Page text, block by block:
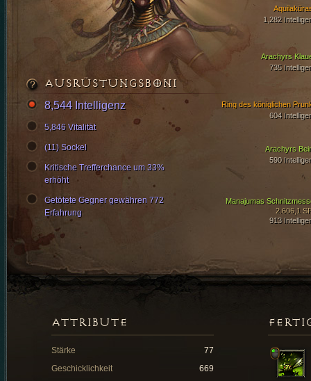
1,282
Arachyrs
735
Arachyrs
590
Manajumas
2.606,1
913
Ring des königlichen
604
AUSRÜSTUNGSBONI
8,544 Intelligenz
5,846 Vitalität
(11) Sockel
Kritische Trefferchance um 33%
erhöht
Getötete Gegner gewähren 772
Erfahrung
ATTRIBUTE
Stärke
77
Geschicklichkeit
669